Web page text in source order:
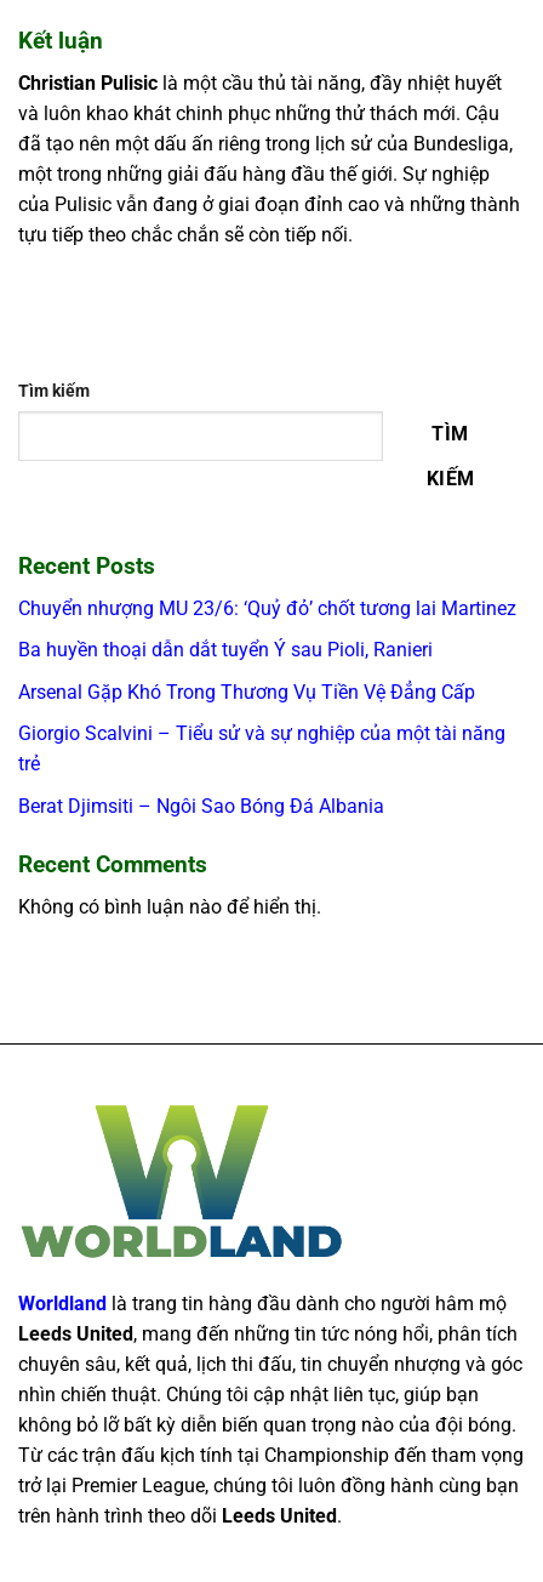
Kết luận
Christian Pulisic là một cầu thủ tài năng, đầy nhiệt huyết
và luôn khao khát chinh phục những thử thách mới. Cậu
đã tạo nên một dấu ấn riêng trong lịch sử của Bundesliga,
một trong những giải đấu hàng đầu thế giới. Sự nghiệp
của Pulisic vẫn đang ở giai đoạn đỉnh cao và những thành
tựu tiếp theo chắc chắn sẽ còn tiếp nối.
Tìm kiếm
TÌM
KIẾM
Recent Posts
Chuyển nhượng MU 23/6: ‘Quỷ đỏ’ chốt tương lai Martinez
Ba huyền thoại dẫn dắt tuyển Ý sau Pioli, Ranieri
Arsenal Gặp Khó Trong Thương Vụ Tiền Vệ Đẳng Cấp
Giorgio Scalvini – Tiểu sử và sự nghiệp của một tài năng
trẻ
Berat Djimsiti – Ngôi Sao Bóng Đá Albania
Recent Comments
Không có bình luận nào để hiển thị.
Worldland là trang tin hàng đầu dành cho người hâm mộ
Leeds United , mang đến những tin tức nóng hổi, phân tích
chuyên sâu, kết quả, lịch thi đấu, tin chuyển nhượng và góc
nhìn chiến thuật. Chúng tôi cập nhật liên tục, giúp bạn
không bỏ lỡ bất kỳ diễn biến quan trọng nào của đội bóng.
Từ các trận đấu kịch tính tại Championship đến tham vọng
trở lại Premier League, chúng tôi luôn đồng hành cùng bạn
trên hành trình theo dõi Leeds United .